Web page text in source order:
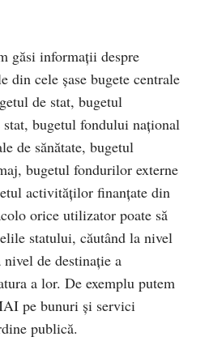
găsi informații despre
din cele șase bugete centrale
de stat, bugetul
bugetul fondului național
de sănătate, bugetul
bugetul fondurilor externe
activităților finanțate din
orice utilizator poate să
statului, căutând la nivel
de destinație a
a lor. De exemplu putem
pe bunuri și servici
publică.